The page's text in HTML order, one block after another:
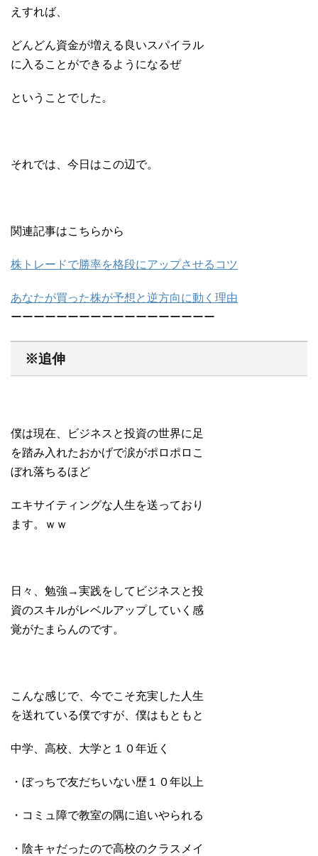
えすれば、
どんどん資金が増える良いスパイラル
に入ることができるようになるぜ
ということでした。
それでは、今日はこの辺で。
関連記事はこちらから
株トレードで勝率を格段にアップさせるコツ
あなたが買った株が予想と逆方向に動く理由
ーーーーーーーーーーーーーーーーーー
※追伸
僕は現在、ビジネスと投資の世界に足
を踏み入れたおかげで涙がポロポロこ
ぼれ落ちるほど
エキサイティングな人生を送っており
ます。ｗｗ
日々、勉強→実践をしてビジネスと投
資のスキルがレベルアップしていく感
覚がたまらんのです。
こんな感じで、今でこそ充実した人生
を送れている僕ですが、僕はもともと
中学、高校、大学と１０年近く
・ぼっちで友だちいない歴１０年以上
・コミュ障で教室の隅に追いやられる
・陰キャだったので高校のクラスメイ